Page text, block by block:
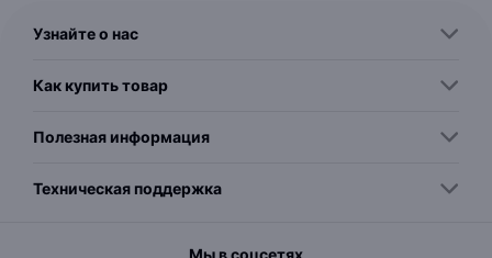
Узнайте о нас
Как купить товар
Полезная информация
Техническая поддержка
Мы в соцсетях